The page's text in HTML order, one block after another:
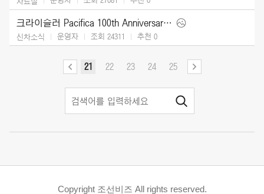
크라이슬러 Pacifica 100th Anniversary Edition (2026)
신차소식 운영자 조회 24311 추천 0
21 22 23 24 25
Copyright 조선비즈 All rights reserved.